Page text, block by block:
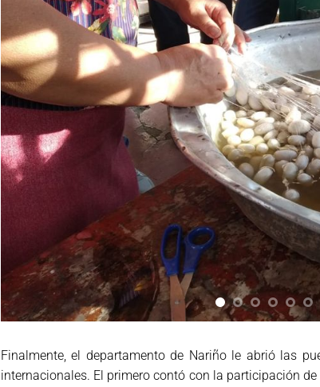
Finalmente, el departamento de Nariño le abrió las
internacionales. El primero contó con la participación